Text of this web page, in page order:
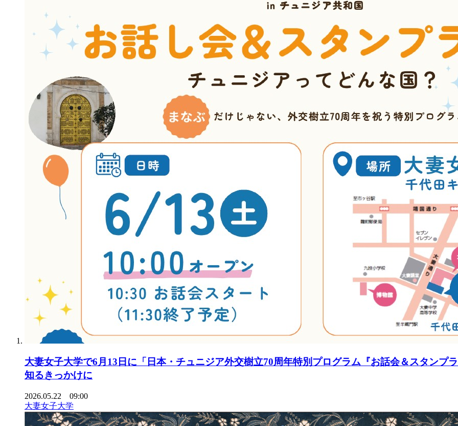
大妻女子大学で6月13日に「日本・チュニジア外交樹立70周年特別プログラム『お話会＆スタン
知るきっかけに
2026.05.22 09:00
大妻女子大学